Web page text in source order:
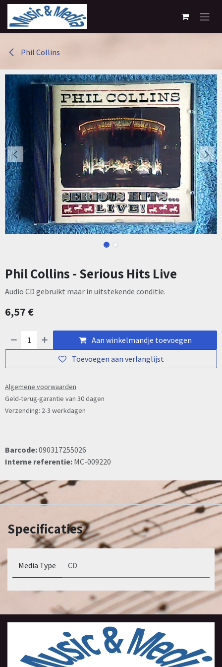
Overslaan naar inhoud
Phil Collins
Phil Collins - Serious Hits Live
Audio CD gebruikt maar in uitstekende conditie.
6,57€
Aan winkelmandje toevoegen
Toevoegen aan verlanglijst
Algemene voorwaarden
Geld-terug-garantie van 30 dagen
Verzending: 2-3 werkdagen
Barcode:090317255026
Interne referentie: MC-009220
Specificaties
Media Type CD